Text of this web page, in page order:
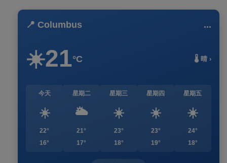
📍 Columbus ...
☀️21°C 🌡️ 晴 ›
今天
☀️
22°
16°
星期二
🌥️
21°
17°
星期三
☀️
23°
18°
星期四
☀️
23°
19°
星期五
☀️
24°
18°